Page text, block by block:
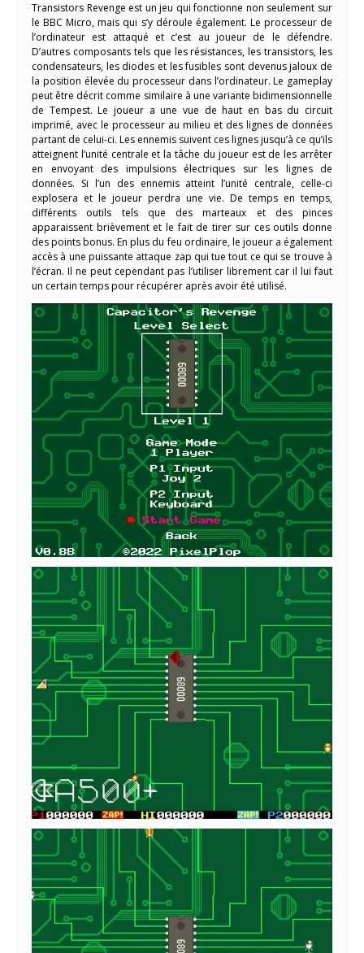
Transistors Revenge est un jeu qui fonctionne non seulement sur
le BBC Micro, mais qui s’y déroule également. Le processeur de
l’ordinateur est attaqué et c’est au joueur de le défendre.
D’autres composants tels que les résistances, les transistors, les
condensateurs, les diodes et les fusibles sont devenus jaloux de
la position élevée du processeur dans l’ordinateur. Le gameplay
peut être décrit comme similaire à une variante bidimensionnelle
de Tempest. Le joueur a une vue de haut en bas du circuit
imprimé, avec le processeur au milieu et des lignes de données
partant de celui-ci. Les ennemis suivent ces lignes jusqu’à ce qu’ils
atteignent l’unité centrale et la tâche du joueur est de les arrêter
en envoyant des impulsions électriques sur les lignes de
données. Si l’un des ennemis atteint l’unité centrale, celle-ci
explosera et le joueur perdra une vie. De temps en temps,
différents outils tels que des marteaux et des pinces
apparaissent brièvement et le fait de tirer sur ces outils donne
des points bonus. En plus du feu ordinaire, le joueur a également
accès à une puissante attaque zap qui tue tout ce qui se trouve à
l’écran. Il ne peut cependant pas l’utiliser librement car il lui faut
un certain temps pour récupérer après avoir été utilisé.